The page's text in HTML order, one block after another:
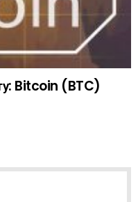
Bitcoin (BTC)